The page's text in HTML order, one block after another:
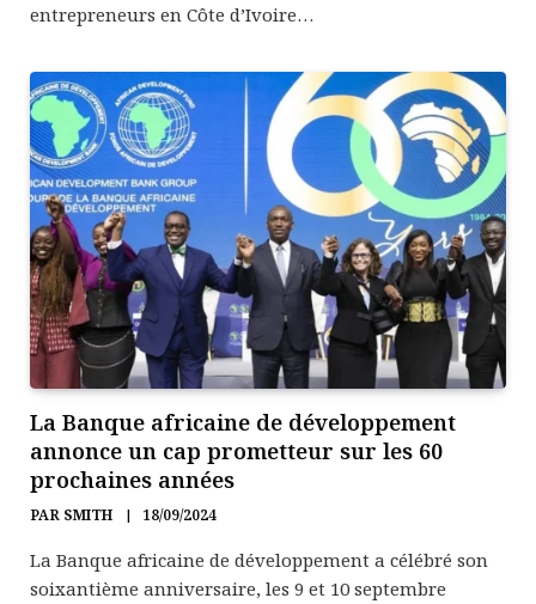
entrepreneurs en Côte d’Ivoire…
La Banque africaine de développement
annonce un cap prometteur sur les 60
prochaines années
PAR SMITH 18/09/2024
La Banque africaine de développement a célébré son
soixantième anniversaire, les 9 et 10 septembre